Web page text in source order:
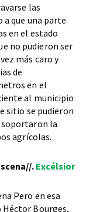
las
que una parte
en el estado
no pudieron ser
más caro y
de
en el
al municipio
sitio se pudieron
soportaron la
agrícolas.
. Excélsior
Pero en esa
Bourges,